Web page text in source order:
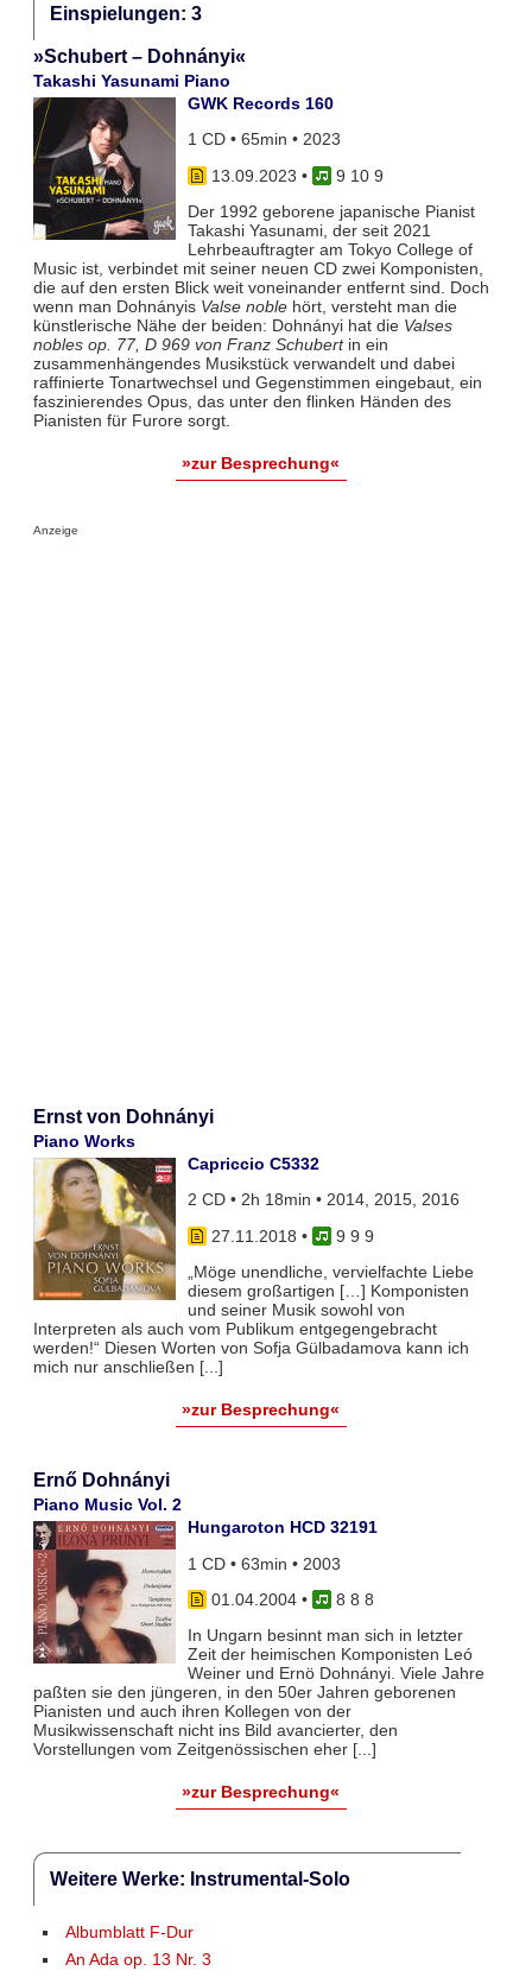
Einspielungen: 3
»Schubert – Dohnányi«
Takashi Yasunami Piano
GWK Records 160
1 CD • 65min • 2023
13.09.2023 •
9 10 9
Der 1992 geborene japanische Pianist
Takashi Yasunami, der seit 2021
Lehrbeauftragter am Tokyo College of
Music ist, verbindet mit seiner neuen CD zwei Komponisten,
die auf den ersten Blick weit voneinander entfernt sind. Doch
wenn man Dohnányis Valse noblehört, versteht man die
künstlerische Nähe der beiden: Dohnányi hat die Valses
nobles op. 77, D 969 von Franz Schubertin ein
zusammenhängendes Musikstück verwandelt und dabei
raffinierte Tonartwechsel und Gegenstimmen eingebaut, ein
faszinierendes Opus, das unter den flinken Händen des
Pianisten für Furore sorgt.
»zur Besprechung«
Anzeige
Ernst von Dohnányi
Piano Works
Capriccio C5332
2 CD • 2h 18min • 2014, 2015, 2016
27.11.2018 •
9 9 9
„Möge unendliche, vervielfachte Liebe
diesem großartigen […] Komponisten
und seiner Musik sowohl von
Interpreten als auch vom Publikum entgegengebracht
werden!“ Diesen Worten von Sofja Gülbadamova kann ich
mich nur anschließen [...]
»zur Besprechung«
Ernő Dohnányi
Piano Music Vol. 2
Hungaroton HCD 32191
1 CD • 63min • 2003
01.04.2004•
8 8 8
In Ungarn besinnt man sich in letzter
Zeit der heimischen Komponisten Leó
Weiner und Ernö Dohnányi. Viele Jahre
paßten sie den jüngeren, in den 50er Jahren geborenen
Pianisten und auch ihren Kollegen von der
Musikwissenschaft nicht ins Bild avancierter, den
Vorstellungen vom Zeitgenössischen eher [...]
»zur Besprechung«
Weitere Werke: Instrumental-Solo
Albumblatt F-Dur
An Ada op. 13 Nr. 3